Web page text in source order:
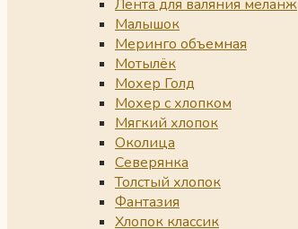
Лента для валяния меланж
Малышок
Меринго объемная
Мотылёк
Мохер Голд
Мохер с хлопком
Мягкий хлопок
Околица
Северянка
Толстый хлопок
Фантазия
Хлопок классик